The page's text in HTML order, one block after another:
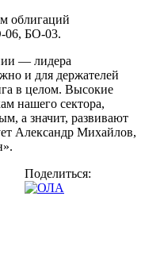
облигаций
06, БО-03.
— лидера
и для держателей
в целом. Высокие
нашего сектора,
а значит, развивают
Александр Михайлов,
Поделиться: